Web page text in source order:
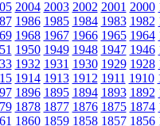
2004 2003 2002 2001 2000
1986 1985 1984 1983 1982
1968 1967 1966 1965 1964
1950 1949 1948 1947 1946
1932 1931 1930 1929 1928
1914 1913 1912 1911 1910
1896 1895 1894 1893 1892
1878 1877 1876 1875 1874
1860 1859 1858 1857 1856